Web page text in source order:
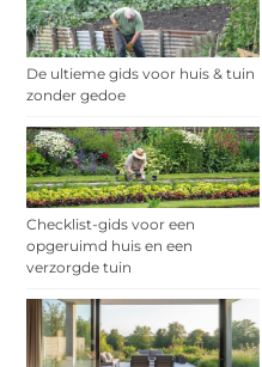
De ultieme gids voor huis & tuin
zonder gedoe
Checklist-gids voor een
opgeruimd huis en een
verzorgde tuin